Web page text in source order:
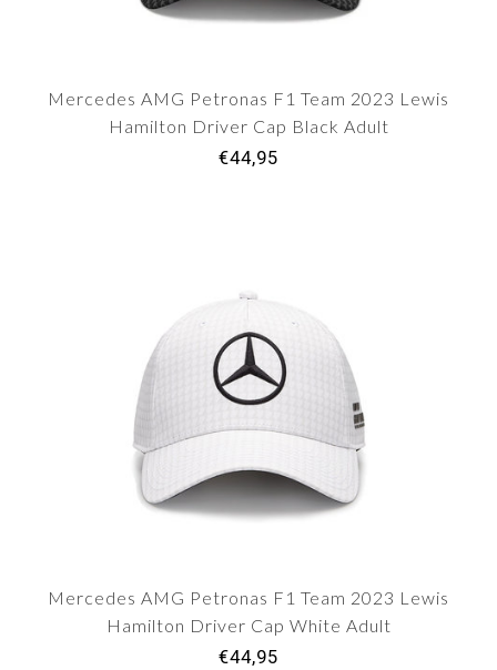
Mercedes AMG Petronas F1 Team 2023 Lewis
Hamilton Driver Cap Black Adult
€44,95
Mercedes AMG Petronas F1 Team 2023 Lewis
Hamilton Driver Cap White Adult
€44,95